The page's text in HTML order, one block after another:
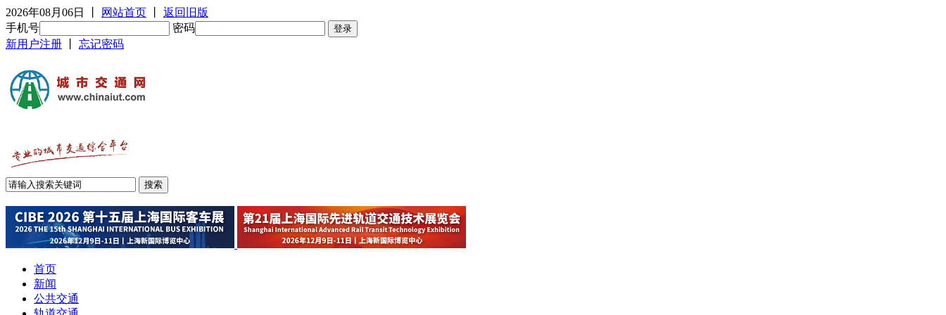
2026年08月06日 网站首页
返回旧版
手机号
密码
新用户注册
忘记密码
首页
新闻
公共交通